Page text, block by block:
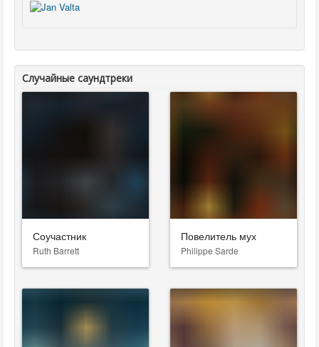
Случайные саундтреки
Соучастник
Ruth Barrett
Повелитель мух
Philippe Sarde